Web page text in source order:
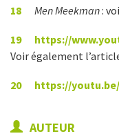
18 Men Meekman:
19
https://
Voir également
20 https://
AUTEUR